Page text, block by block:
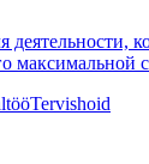
максимальной
Tervishoid